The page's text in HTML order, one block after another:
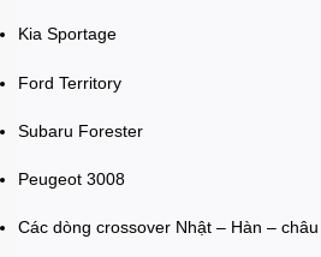
Kia Sportage
Ford Territory
Subaru Forester
Peugeot 3008
Các dòng crossover Nhật – Hàn –